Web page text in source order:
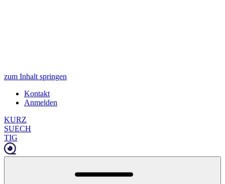
zum Inhalt springen
Kontakt
Anmelden
KURZ
SUECH
TIG